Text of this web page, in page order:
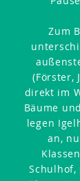
Zum
(Förster,
direkt im
Bäume
legen
an,
Schulhof,